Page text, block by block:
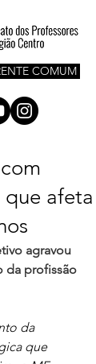
COMUM
afeta
agravou
da profissão
da
que